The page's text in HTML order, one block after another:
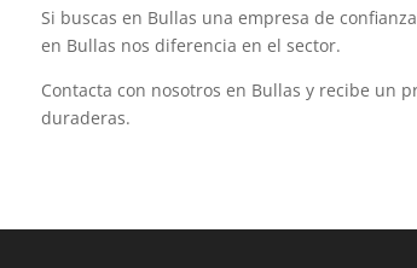
Si buscas en Bullas una empresa de
en Bullas nos diferencia en el sector.
Contacta con nosotros en Bullas y recibe un
duraderas.